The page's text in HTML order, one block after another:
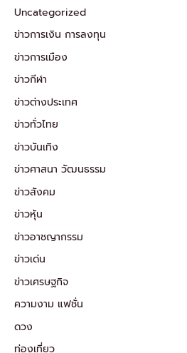
Uncategorized
ข่าวการเงิน การลงทุน
ข่าวการเมือง
ข่าวกีฬา
ข่าวต่างประเทศ
ข่าวทั่วไทย
ข่าวบันเทิง
ข่าวศาสนา วัฒนธรรม
ข่าวสังคม
ข่าวหุ้น
ข่าวอาชญากรรม
ข่าวเด่น
ข่าวเศรษฐกิจ
ความงาม แฟชั่น
ดวง
ท่องเที่ยว